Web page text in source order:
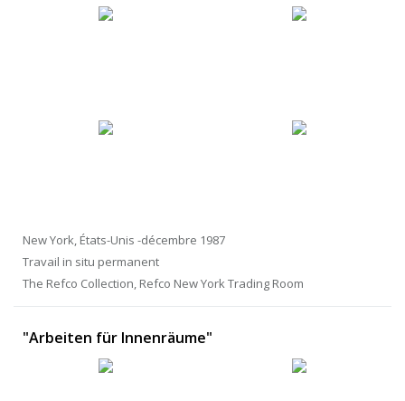
New York, États-Unis -décembre 1987
Travail in situ permanent
The Refco Collection, Refco New York Trading Room
"Arbeiten für Innenräume"